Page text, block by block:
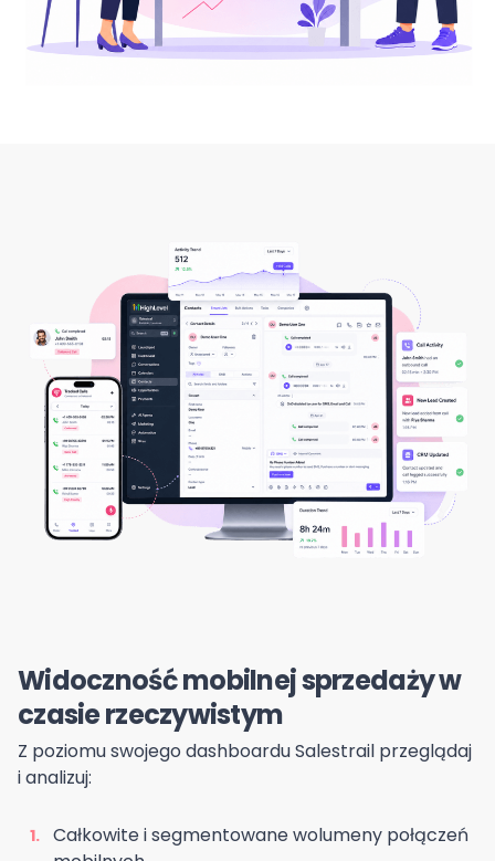
Widoczność mobilnej sprzedaży w
czasie rzeczywistym
Z poziomu swojego dashboardu Salestrail przeglądaj
i analizuj:
Całkowite i segmentowane wolumeny połączeń